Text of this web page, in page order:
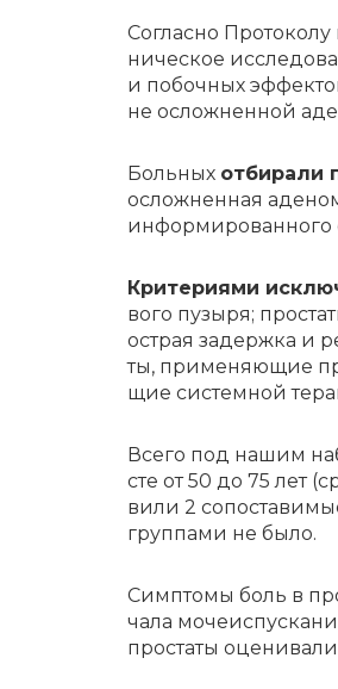
Со­глас­но
ни­че­ское
и по­боч­ных
не ослож­нен­ной
Боль­ных от­би­ра­ли
осложненная
информированного
Кри­те­ри­я­ми
во­го пу­зы­ря;
острая за­держ­ка и
ты, при­ме­ня­ю­щие
щие си­стем­ной
Все­го под на­шим
сте от 50 до 75 лет
ви­ли 2
груп­па­ми не бы­ло.
Симп­то­мы боль в
ча­ла
про­ста­ты